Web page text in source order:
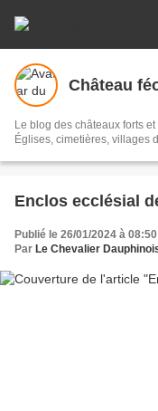
Château
Le blog des châteaux forts
Églises, cimetières, villages
Enclos ecclésial
Publié le 26/01/2024 à 08:50
Par Le Chevalier